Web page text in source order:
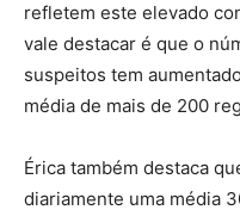
refletem este elevado
vale destacar é que o
suspeitos tem
média de mais de 200
Érica também destaca
diariamente uma média